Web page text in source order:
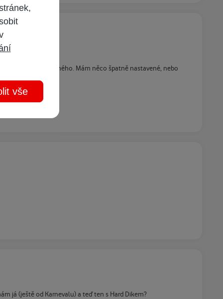
zvuk, ale nic už jiného. Mám něco špatně nastavené, nebo
já (ještě od Karnevalu) a teď ten s Hard Dikem?
vše